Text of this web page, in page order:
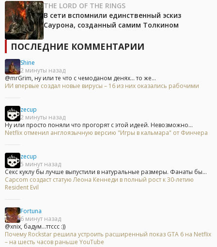
THE LORD OF THE RINGS
В сети вспомнили единственный эскиз
Саурона, созданный самим Толкином
ПОСЛЕДНИЕ КОММЕНТАРИИ
Shine
2 минуты назад
@mrGrim, ну или те что с чемоданом денях... то же...
ИИ впервые создал новые вирусы – 16 из них оказались рабочими
zecup
2 минуты назад
Ну или просто поняли что прогорят с этой идеей. Невозможно...
Netflix отменил англоязычную версию "Игры в кальмара" от Финчера
zecup
5 минут назад
Секс куклу бы лучше выпустили в натуральные размеры. Фанаты бы...
Capcom создаст статую Леона Кеннеди в полный рост к 30-летию
Resident Evil
Fortuna
6 минут назад
@xnix, бадум...ттссс :))
Почему Rockstar решила устроить расширенный показ GTA 6 на Netflix
– на шесть часов раньше YouTube